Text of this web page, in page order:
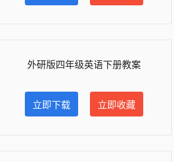
外研版四年级英语下册教案
立即下载 立即收藏